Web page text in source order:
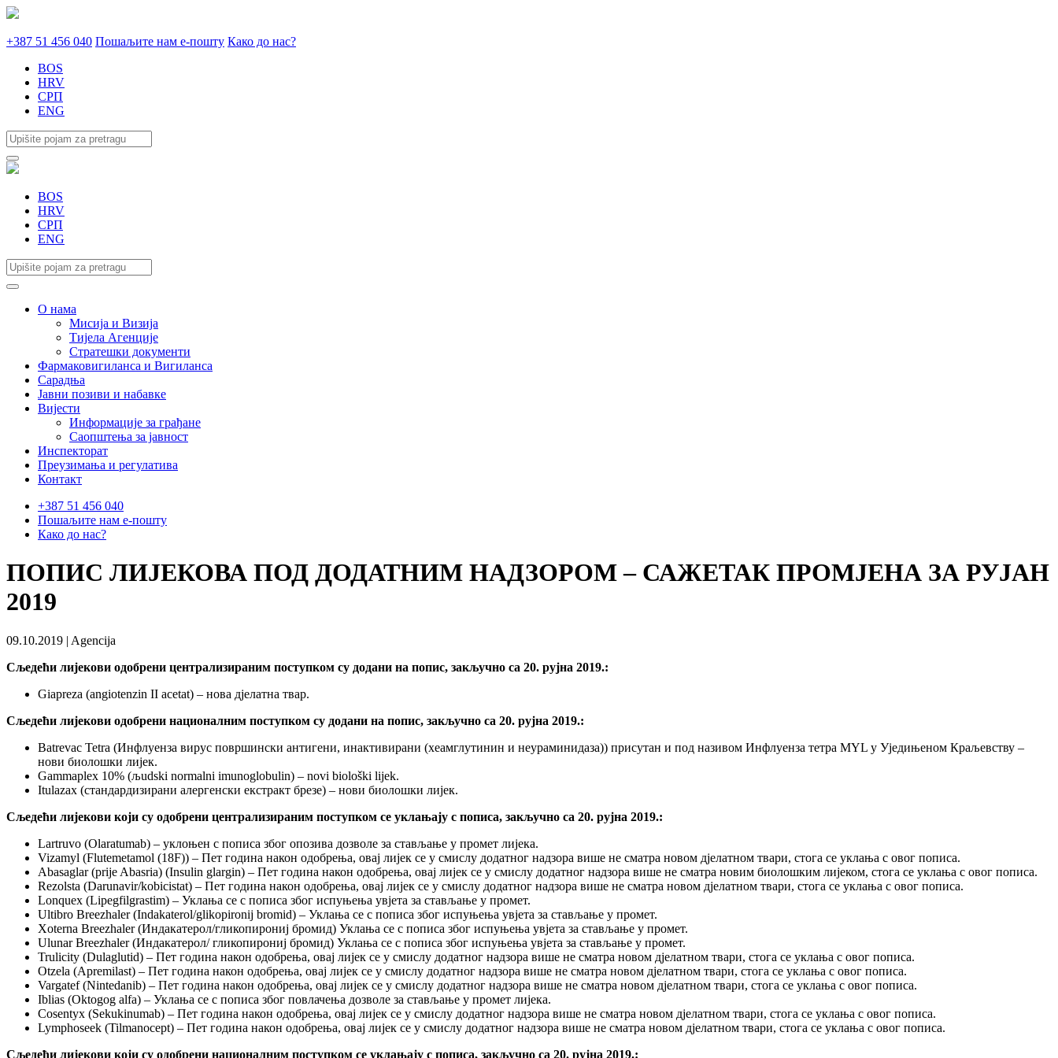
+387 51 456 040 Пошаљите нам е-пошту Како до нас?
BOS
HRV
СРП
ENG
BOS
HRV
СРП
ENG
О нама
Мисија и Визија
Тијела Агенције
Стратешки документи
Фармаковигиланса и Вигиланса
Сарадња
Јавни позиви и набавке
Вијести
Информације за грађане
Саопштења за јавност
Инспекторат
Преузимања и регулатива
Контакт
+387 51 456 040
Пошаљите нам е-пошту
Како до нас?
ПОПИС ЛИЈЕКОВА ПОД ДОДАТНИМ НАДЗОРОМ – САЖЕТАК ПРОМЈЕНА ЗА РУЈАН
2019
09.10.2019 | Agencija
Сљедећи лијекови одобрени централизираним поступком су додани на попис, закључно са 20. рујна 2019.:
Giapreza (angiotenzin II acetat) – нова дјелатна твар.
Сљедећи лијекови одобрени националним поступком су додани на попис, закључно са 20. рујна 2019.:
Batrevac Tetra (Инфлуенза вирус површински антигени, инактивирани (хеамглутинин и неураминидаза)) присутан и под називом Инфлуенза тетра MYL у Уједињеном Краљевству –
нови биолошки лијек.
Gammaplex 10% (љudski normalni imunoglobulin) – novi biološki lijek.
Itulazax (стандардизирани алергенски екстракт брезе) – нови биолошки лијек.
Сљедећи лијекови који су одобрени централизираним поступком се уклањају с пописа, закључно са 20. рујна 2019.:
Lartruvo (Olaratumab) – уклоњен с пописа због опозива дозволе за стављање у промет лијека.
Vizamyl (Flutemetamol (18F)) – Пет година након одобрења, овај лијек се у смислу додатног надзора више не сматра новом дјелатном твари, стога се уклања с овог пописа.
Abasaglar (prije Abasria) (Insulin glargin) – Пет година након одобрења, овај лијек се у смислу додатног надзора више не сматра новим биолошким лијеком, стога се уклања с овог пописа.
Rezolsta (Darunavir/kobicistat) – Пет година након одобрења, овај лијек се у смислу додатног надзора више не сматра новом дјелатном твари, стога се уклања с овог пописа.
Lonquex (Lipegfilgrastim) – Уклања се с пописа због испуњења увјета за стављање у промет.
Ultibro Breezhaler (Indakaterol/glikopironij bromid) – Уклања се с пописа због испуњења увјета за стављање у промет.
Xoterna Breezhaler (Индакатерол/гликопирониј бромид) Уклања се с пописа због испуњења увјета за стављање у промет.
Ulunar Breezhaler (Индакатерол/ гликопирониј бромид) Уклања се с пописа због испуњења увјета за стављање у промет.
Trulicity (Dulaglutid) – Пет година након одобрења, овај лијек се у смислу додатног надзора више не сматра новом дјелатном твари, стога се уклања с овог пописа.
Otzela (Apremilast) – Пет година након одобрења, овај лијек се у смислу додатног надзора више не сматра новом дјелатном твари, стога се уклања с овог пописа.
Vargatef (Nintedanib) – Пет година након одобрења, овај лијек се у смислу додатног надзора више не сматра новом дјелатном твари, стога се уклања с овог пописа.
Iblias (Oktogog alfa) – Уклања се с пописа због повлачења дозволе за стављање у промет лијека.
Cosentyx (Sekukinumab) – Пет година након одобрења, овај лијек се у смислу додатног надзора више не сматра новом дјелатном твари, стога се уклања с овог пописа.
Lymphoseek (Tilmanocept) – Пет година након одобрења, овај лијек се у смислу додатног надзора више не сматра новом дјелатном твари, стога се уклања с овог пописа.
Сљедећи лијекови који су одобрени националним поступком се уклањају с пописа, закључно са 20. рујна 2019.: